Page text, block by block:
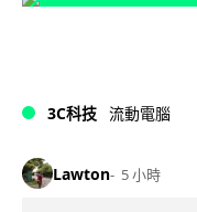
3C科技 流動電腦
Lawton 5 小時